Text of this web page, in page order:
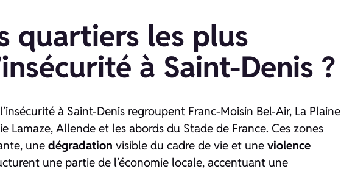
quartiers les plus
à Saint-Denis ?
à Saint-Denis regroupent Franc-Moisin Bel-Air, La Plaine
Lamaze, Allende et les abords du Stade de France. Ces zones
une dégradation visible du cadre de vie et une violence
une partie de l’économie locale, accentuant une